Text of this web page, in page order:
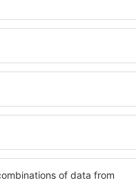
O varietate de servicii și
elementele cheie ale unui
bune hoteluri din Gera
pentru servicii și o gamă
cazare cu standarde
apropiere de principalele
folosi parcarea gratuită
care să corespundă
cu standarde ȋnalte să
precum spa și fitness, și
cazare în Gera Lario este
și persoane aflate în
companii care doresc să